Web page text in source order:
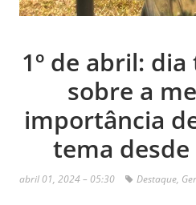
1º de abril:
sobre a
importância
tema
abril 01, 2024 – 05:30 Destaque,